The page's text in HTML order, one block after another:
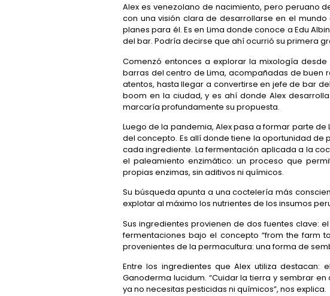
Alex es venezolano de nacimiento, pero peruano
con una visión clara de desarrollarse en el
planes para él. Es en Lima donde conoce a Edu
del bar. Podría decirse que ahí ocurrió su primera
Comenzó entonces a explorar la mixología
barras del centro de Lima, acompañadas de buen
atentos, hasta llegar a convertirse en jefe de bar
boom en la ciudad, y es ahí donde Alex
marcaría profundamente su propuesta.
Luego de la pandemia, Alex pasa a formar parte
del concepto. Es allí donde tiene la oportunidad
cada ingrediente. La fermentación aplicada a la
el paleamiento enzimático: un proceso que
propias enzimas, sin aditivos ni químicos.
Su búsqueda apunta a una coctelería más
explotar al máximo los nutrientes de los insumos
Sus ingredientes provienen de dos fuentes clave:
fermentaciones bajo el concepto “from the farm
provenientes de la permacultura: una forma de
Entre los ingredientes que Alex utiliza
Ganoderma lucidum. “Cuidar la tierra y sembrar
ya no necesitas pesticidas ni químicos”, nos explica.